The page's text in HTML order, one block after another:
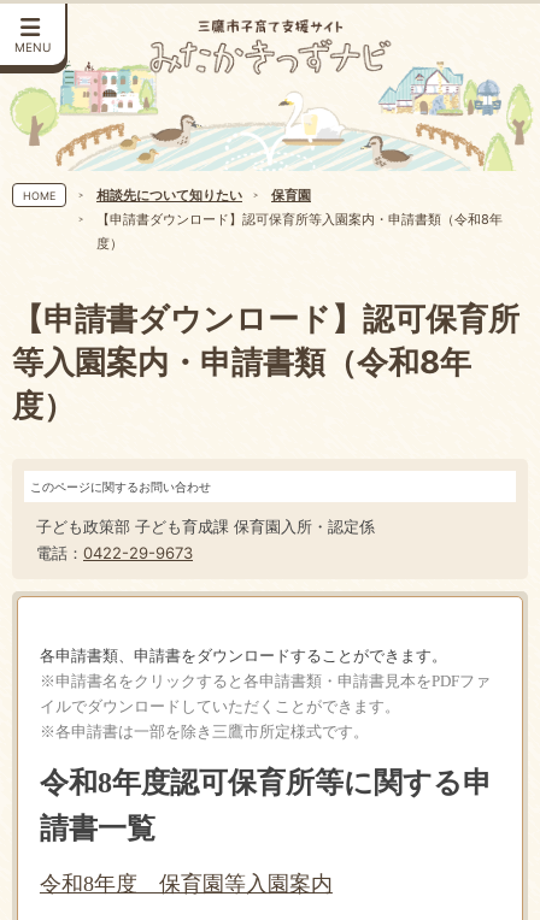
MENU
HOME 相談先について知りたい
保育園
【申請書ダウンロード】認可保育所等入園案内・申請書類（令和8年
度）
【申請書ダウンロード】認可保育所
等入園案内・申請書類（令和8年
度）
このページに関するお問い合わせ
子ども政策部 子ども育成課 保育園入所・認定係
電話： 0422-29-9673
各申請書類、申請書をダウンロードすることができます。
※申請書名をクリックすると各申請書類・申請書見本をPDFファ
イルでダウンロードしていただくことができます。
※各申請書は一部を除き三鷹市所定様式です。
令和8年度認可保育所等に関する申
請書一覧
令和8年度 保育園等入園案内